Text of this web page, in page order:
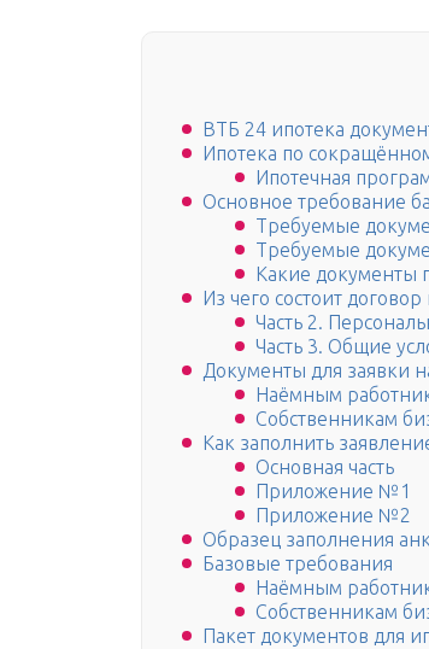
ВТБ 24 ипотека
Ипотека по
Ипотечная
Основное требование
Требуемые
Требуемые
Какие документы
Из чего состоит
Часть 2.
Часть 3. Общие
Документы для заявки
Наёмным
Собственникам
Как заполнить
Основная часть
Приложение №1
Приложение №2
Образец заполнения
Базовые требования
Наёмным
Собственникам
Пакет документов для